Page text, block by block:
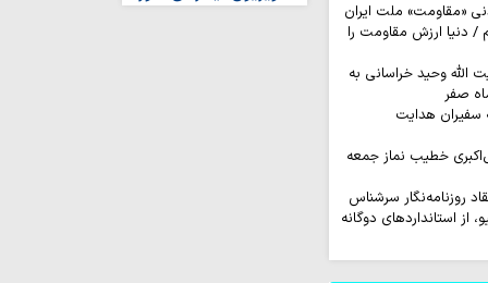
«مقاومت» ملت ایران
دنیا ارزش مقاومت را
الله وحید خراسانی به
صفر
سفیران هدایت
خطیب نماز جمعه
روزنامه‌نگار سرشناس
از استانداردهای دوگانه